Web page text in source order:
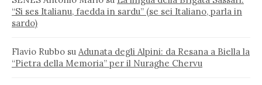
“Si ses Italianu, faedda in sardu” (se sei Italiano, parla in
sardo)
Flavio Rubbo su Adunata degli Alpini: da Resana a Biella la
“Pietra della Memoria” per il Nuraghe Chervu